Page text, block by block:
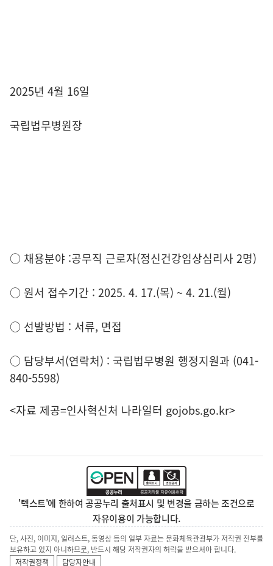
2025년 4월 16일
국립법무병원장
○ 채용분야 :공무직 근로자(정신건강임상심리사 2명)
○ 원서 접수기간 : 2025. 4. 17.(목) ~ 4. 21.(월)
○ 선발방법 : 서류, 면접
○ 담당부서(연락처) : 국립법무병원 행정지원과 (041-
840-5598)
<자료 제공=인사혁신처 나라일터 gojobs.go.kr>
'텍스트'에 한하여 공공누리 출처표시 및 변경을 금하는 조건으로
자유이용이 가능합니다.
단, 사진, 이미지, 일러스트, 동영상 등의 일부 자료는 문화체육관광부가 저작권 전부를
보유하고 있지 아니하므로, 반드시 해당 저작권자의 허락을 받으셔야 합니다.
저작권정책
담당자안내